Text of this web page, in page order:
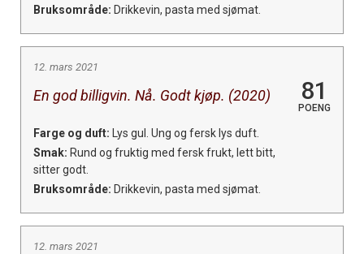
Bruksområde: Drikkevin, pasta med sjømat.
12. mars 2021
En god billigvin. Nå. Godt kjøp. (2020) 81
POENG
Farge og duft: Lys gul. Ung og fersk lys duft.
Smak: Rund og fruktig med fersk frukt, lett bitt,
sitter godt.
Bruksområde: Drikkevin, pasta med sjømat.
12. mars 2021